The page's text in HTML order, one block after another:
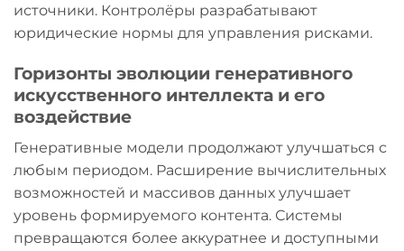
источники. Контролёры разрабатывают
юридические нормы для управления рисками.
Горизонты эволюции генеративного
искусственного интеллекта и его
воздействие
Генеративные модели продолжают улучшаться с
любым периодом. Расширение вычислительных
возможностей и массивов данных улучшает
уровень формируемого контента. Системы
превращаются более аккуратнее и доступными